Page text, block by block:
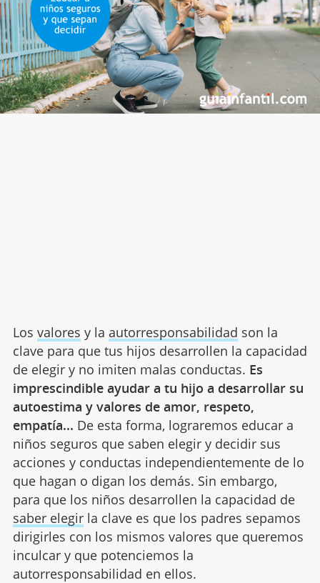
Los valores y la autorresponsabilidad son la
clave para que tus hijos desarrollen la capacidad
de elegir y no imiten malas conductas. Es
imprescindible ayudar a tu hijo a desarrollar su
autoestima y valores de amor, respeto,
empatía... De esta forma, lograremos educar a
niños seguros que saben elegir y decidir sus
acciones y conductas independientemente de lo
que hagan o digan los demás. Sin embargo,
para que los niños desarrollen la capacidad de
saber elegirla clave es que los padres sepamos
dirigirles con los mismos valores que queremos
inculcar y que potenciemos la
autorresponsabilidad en ellos.